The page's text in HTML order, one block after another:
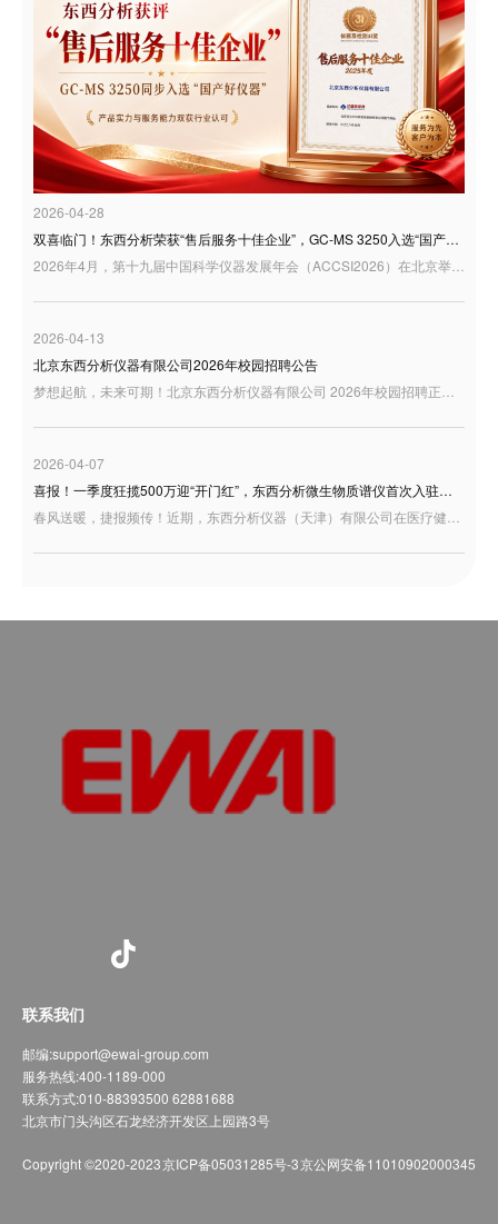
2026-04-28
双喜临门！东西分析荣获“售后服务十佳企业”，GC-MS 3250入选“国产好仪器”
2026-04-13
北京东西分析仪器有限公司2026年校园招聘公告
2026-04-07
喜报！一季度狂揽500万迎“开门红”，东西分析微生物质谱仪首次入驻天津疾控！
联系我们
邮编:support@ewai-group.com
服务热线:400-1189-000
联系方式:010-88393500 62881688
北京市门头沟区石龙经济开发区上园路3号
Copyright ©2020-2023京ICP备05031285号-3京公网安备11010902000345